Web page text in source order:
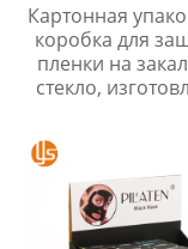
Картонная
коробка для
пленки на
стекло,